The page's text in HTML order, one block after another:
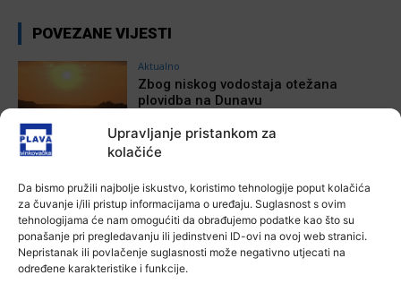
Upravljanje pristankom za
kolačiće
Da bismo pružili najbolje iskustvo, koristimo tehnologije poput kolačića
za čuvanje i/ili pristup informacijama o uređaju. Suglasnost s ovim
tehnologijama će nam omogućiti da obrađujemo podatke kao što su
ponašanje pri pregledavanju ili jedinstveni ID-ovi na ovoj web stranici.
Nepristanak ili povlačenje suglasnosti može negativno utjecati na
određene karakteristike i funkcije.
POVEZANE VIJESTI
Aktualno
Zbog niskog vodostaja otežana
plovidba na Dunavu
Krimići, trileri, ljubavne priče i
povijesna fikcija najtraženiji su
žanrovi ovoga ljeta u vinkovačkoj
knjižnici
6 kolovoza, 2026
Aktualno